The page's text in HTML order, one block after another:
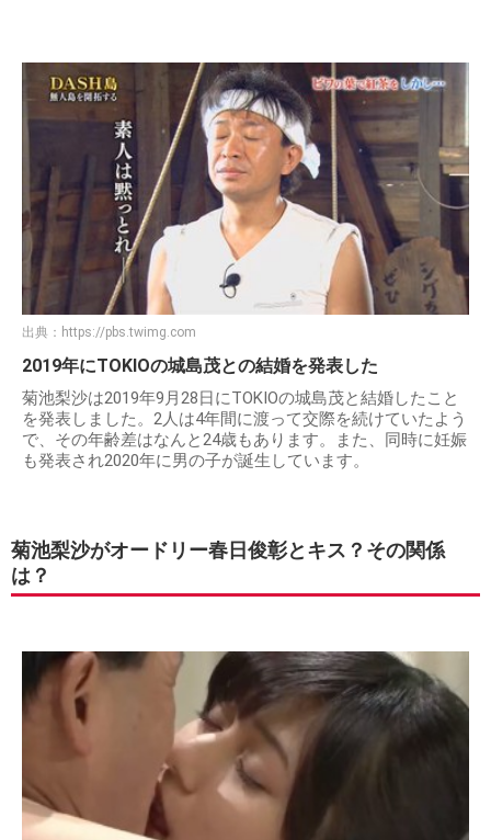
出典： https://pbs.twimg.com
2019年にTOKIOの城島茂との結婚を発表した
菊池梨沙は2019年9月28日にTOKIOの城島茂と結婚したこと
を発表しました。2人は4年間に渡って交際を続けていたよう
で、その年齢差はなんと24歳もあります。また、同時に妊娠
も発表され2020年に男の子が誕生しています。
菊池梨沙がオードリー春日俊彰とキス？その関係
は？